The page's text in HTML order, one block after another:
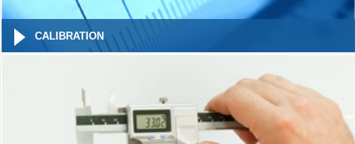
CALIBRATION